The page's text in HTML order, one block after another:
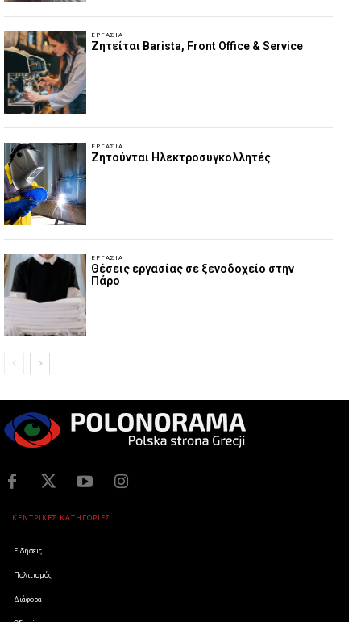
ΕΡΓΑΣΊΑ
Ζητείται Barista, Front Office & Service
ΕΡΓΑΣΊΑ
Ζητούνται Ηλεκτροσυγκολλητές
ΕΡΓΑΣΊΑ
Θέσεις εργασίας σε ξενοδοχείο στην
Πάρο
ΚΕΝΤΡΙΚΕΣ ΚΑΤΗΓΟΡΙΕΣ
Ειδήσεις
Πολιτισμός
Διάφορα